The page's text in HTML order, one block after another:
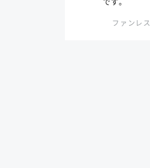
ファンレス